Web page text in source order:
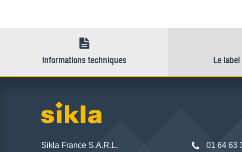
Informations techniques Le
Sikla France S.A.R.L.
01 64 63